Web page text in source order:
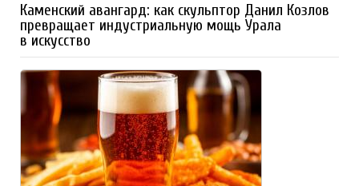
Каменский авангард: как скульптор Данил Козлов
превращает индустриальную мощь Урала
в искусство